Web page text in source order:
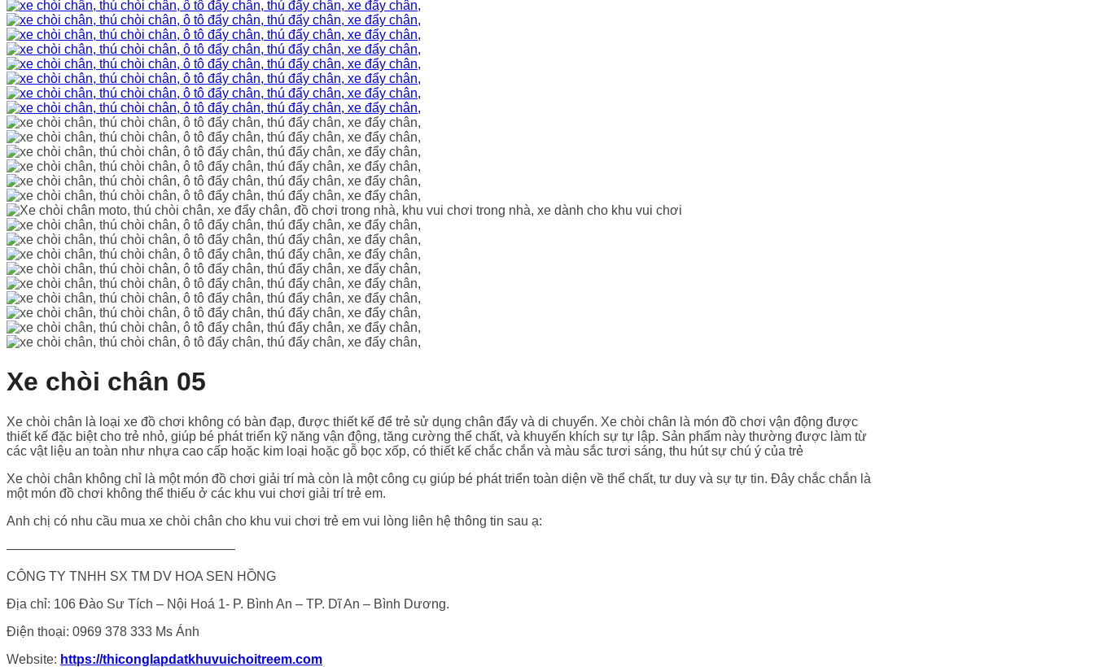
Xe chòi chân 05
Xe chòi chân là loại xe đồ chơi không có bàn đạp, được thiết kế để trẻ sử dụng chân đẩy và di chuyển. Xe chòi chân là món đồ chơi vận động được
thiết kế đặc biệt cho trẻ nhỏ, giúp bé phát triển kỹ năng vận động, tăng cường thể chất, và khuyến khích sự tự lập. Sản phẩm này thường được làm từ
các vật liệu an toàn như nhựa cao cấp hoặc kim loại hoặc gỗ bọc xốp, có thiết kế chắc chắn và màu sắc tươi sáng, thu hút sự chú ý của trẻ
Xe chòi chân không chỉ là một món đồ chơi giải trí mà còn là một công cụ giúp bé phát triển toàn diện về thể chất, tư duy và sự tự tin. Đây chắc chắn là
một món đồ chơi không thể thiếu ở các khu vui chơi giải trí trẻ em.
Anh chị có nhu cầu mua xe chòi chân cho khu vui chơi trẻ em vui lòng liên hệ thông tin sau ạ:
—————————————————–
CÔNG TY TNHH SX TM DV HOA SEN HỒNG
Địa chỉ: 106 Đào Sư Tích – Nội Hoá 1- P. Bình An – TP. Dĩ An – Bình Dương.
Điện thoại: 0969 378 333 Ms Ánh
Website: https://thiconglapdatkhuvuichoitreem.com